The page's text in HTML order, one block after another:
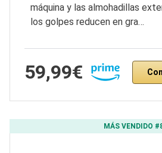
máquina y las almohadillas
los golpes reducen en gra…
59,99€
MÁS VENDIDO